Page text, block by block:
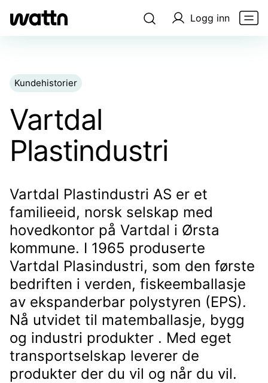
Logg inn
Kundehistorier
Vartdal
Plastindustri
Vartdal Plastindustri AS er et
familieeid, norsk selskap med
hovedkontor på Vartdal i Ørsta
kommune. I 1965 produserte
Vartdal Plasindustri, som den første
bedriften i verden, fiskeemballasje
av ekspanderbar polystyren (EPS).
Nå utvidet til matemballasje, bygg
og industri produkter . Med eget
transportselskap leverer de
produkter der du vil og når du vil.